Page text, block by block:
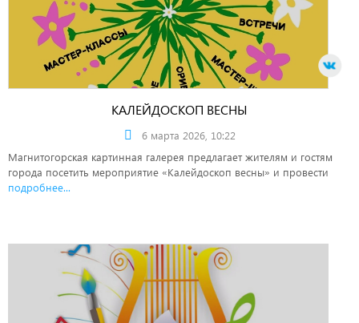
КАЛЕЙДОСКОП ВЕСНЫ
6 марта 2026, 10:22
Магнитогорская картинная галерея предлагает жителям и гостям
города посетить мероприятие «Калейдоскоп весны» и провести
подробнее...